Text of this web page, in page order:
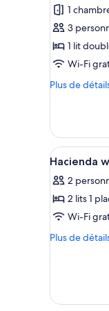
pour
ce
type
de
chambre :
Chambre
1
3
1 lit
Wi-Fi
Plus de
Plus
le
type
de
Chambre
Afficher
toutes
les
photos
pour
ce
Hacienda
3
Hacienda
2
2 lits 1
Wi-Fi
Plus de
Plus
type